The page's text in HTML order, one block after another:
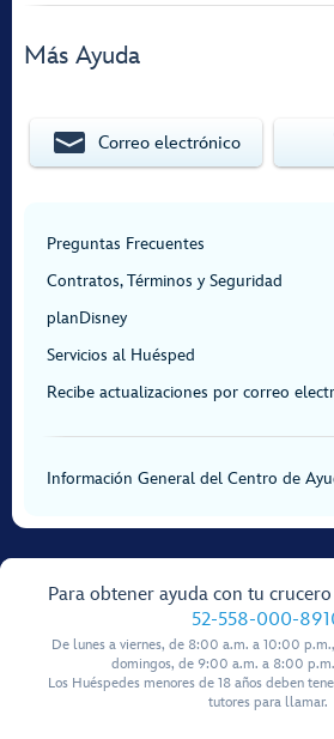
Más Ayuda
Correo electrónico
Preguntas Frecuentes
Contratos, Términos y Seguridad
planDisney
Servicios al Huésped
Recibe actualizaciones por correo
Información General del Centro de
Para obtener ayuda con tu
52-558-000-
De lunes a viernes, de 8:00 a.m. a 10:00
domingos, de 9:00 a.m. a 8:00
Los Huéspedes menores de 18 años deben
tutores para llamar.